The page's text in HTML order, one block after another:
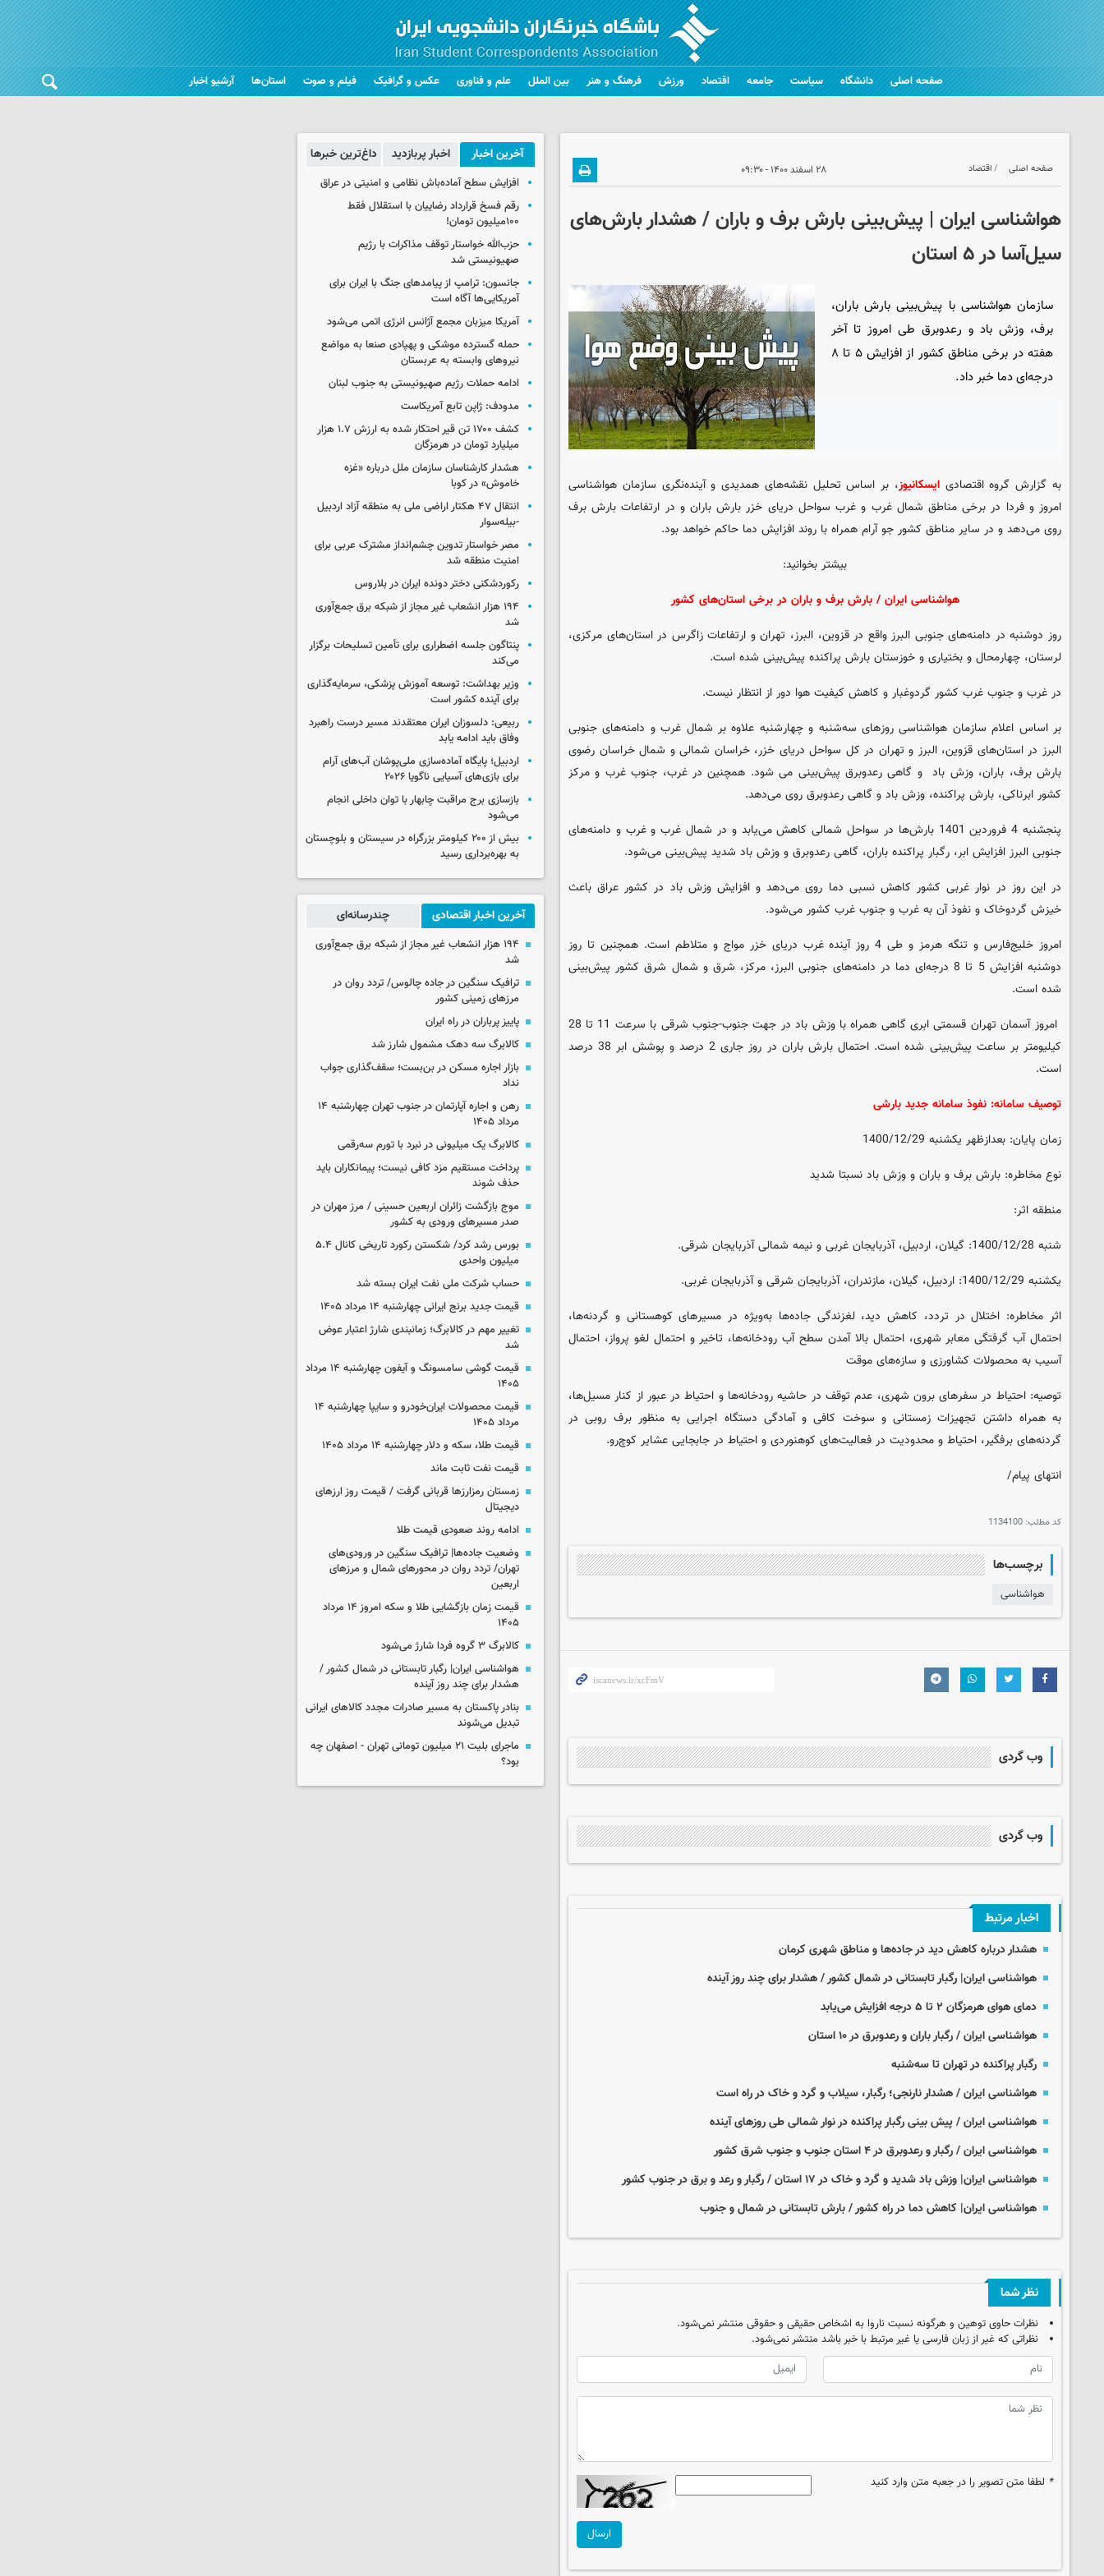
صفحه اصلی دانشگاه سیاست جامعه اقتصاد ورزش فرهنگ و هنر بین الملل علم و فناوری عکس و گرافیک فیلم و صوت استان‌ها آرشیو اخبار
صفحه اصلی اقتصاد ۲۸ اسفند ۱۴۰۰ - ۰۹:۳۰
هواشناسی ایران | پیش‌بینی بارش برف و باران / هشدار بارش‌های
سیل‌آسا در ۵ استان
سازمان هواشناسی با پیش‌بینی بارش باران،
برف، وزش باد و رعدوبرق طی امروز تا آخر
هفته در برخی مناطق کشور از افزایش ۵ تا ۸
درجه‌ای دما خبر داد.
به گزارش گروه اقتصادیایسکانیوز، بر اساس تحلیل نقشه‌های همدیدی و آینده‌نگری سازمان هواشناسی
امروز و فردا در برخی مناطق شمال غرب و غرب سواحل دریای خزر بارش باران و در ارتفاعات بارش برف
روی می‌دهد و در سایر مناطق کشور جو آرام همراه با روند افزایش دما حاکم خواهد بود.
بیشتر بخوانید:
هواشناسی ایران / بارش برف و باران در برخی استان‌های کشور
روز دوشنبه در دامنه‌های جنوبی البرز واقع در قزوین، البرز، تهران و ارتفاعات زاگرس در استان‌های مرکزی،
لرستان، چهارمحال و بختیاری و خوزستان بارش پراکنده پیش‌بینی شده است.
در غرب و جنوب غرب کشور گردوغبار و کاهش کیفیت هوا دور از انتظار نیست.
بر اساس اعلام سازمان هواشناسی روزهای سه‌شنبه و چهارشنبه علاوه بر شمال غرب و دامنه‌های جنوبی
البرز در استان‌های قزوین، البرز و تهران در کل سواحل دریای خزر، خراسان شمالی و شمال خراسان رضوی
بارش برف، باران، وزش باد و گاهی رعدوبرق پیش‌بینی می شود. همچنین در غرب، جنوب غرب و مرکز
کشور ابرناکی، بارش پراکنده، وزش باد و گاهی رعدوبرق روی می‌دهد.
پنجشنبه 4 فروردین 1401 بارش‌ها در سواحل شمالی کاهش می‌یابد و در شمال غرب و غرب و دامنه‌های
جنوبی البرز افزایش ابر، رگبار پراکنده باران، گاهی رعدوبرق و وزش باد شدید پیش‌بینی می‌شود.
در این روز در نوار غربی کشور کاهش نسبی دما روی می‌دهد و افزایش وزش باد در کشور عراق باعث
خیزش گردوخاک و نفوذ آن به غرب و جنوب غرب کشور می‌شود.
امروز خلیج‌فارس و تنگه هرمز و طی 4 روز آینده غرب دریای خزر مواج و متلاطم است. همچنین تا روز
دوشنبه افزایش 5 تا 8 درجه‌ای دما در دامنه‌های جنوبی البرز، مرکز، شرق و شمال شرق کشور پیش‌بینی
شده است.
امروز آسمان تهران قسمتی ابری گاهی همراه با وزش باد در جهت جنوب-جنوب شرقی با سرعت 11 تا 28
کیلیومتر بر ساعت پیش‌بینی شده است. احتمال بارش باران در روز جاری 2 درصد و پوشش ابر 38 درصد
است.
توصیف سامانه: نفوذ سامانه جدید بارشی
زمان پایان: بعدازظهر یکشنبه 1400/12/29
نوع مخاطره: بارش برف و باران و وزش باد نسبتا شدید
منطقه اثر:
شنبه 1400/12/28: گیلان، اردبیل، آذربایجان غربی و نیمه شمالی آذربایجان شرقی.
یکشنبه 1400/12/29: اردبیل، گیلان، مازندران، آذربایجان شرقی و آذربایجان غربی.
اثر مخاطره: اختلال در تردد، کاهش دید، لغزندگی جاده‌ها به‌ویژه در مسیرهای کوهستانی و گردنه‌ها،
احتمال آب گرفتگی معابر شهری، احتمال بالا آمدن سطح آب رودخانه‌ها، تاخیر و احتمال لغو پرواز، احتمال
آسیب به محصولات کشاورزی و سازه‌های موقت
توصیه: احتیاط در سفرهای برون شهری، عدم توقف در حاشیه رودخانه‌ها و احتیاط در عبور از کنار مسیل‌ها،
به همراه داشتن تجهیزات زمستانی و سوخت کافی و آمادگی دستگاه اجرایی به منظور برف روبی در
گردنه‌های برفگیر، احتیاط و محدودیت در فعالیت‌های کوهنوردی و احتیاط در جابجایی عشایر کوچ‌رو.
انتهای پیام/
کد مطلب: 1134100
برچسب‌ها
هواشناسی
وب گردی
وب گردی
اخبار مرتبط
هشدار درباره کاهش دید در جاده‌ها و مناطق شهری کرمان
هواشناسی ایران| رگبار تابستانی در شمال کشور / هشدار برای چند روز آینده
دمای هوای هرمزگان ۲ تا ۵ درجه افزایش می‌یابد
هواشناسی ایران / رگبار باران و رعدوبرق در ۱۰ استان
رگبار پراکنده در تهران تا سه‌شنبه
هواشناسی ایران / هشدار نارنجی؛ رگبار، سیلاب و گرد و خاک در راه است
هواشناسی ایران / ­پیش بینی رگبار پراکنده در نوار شمالی طی روزهای آینده
هواشناسی ایران / رگبار و رعدوبرق در ۴ استان جنوب و جنوب شرق کشور
هواشناسی ایران| وزش باد شدید و گرد و خاک در ۱۷ استان / رگبار و رعد و برق در جنوب کشور
هواشناسی ایران| کاهش دما در راه کشور / بارش تابستانی در شمال و جنوب
نظر شما
نظرات حاوی توهین و هرگونه نسبت ناروا به اشخاص حقیقی و حقوقی منتشر نمی‌شود.
نظراتی که غیر از زبان فارسی یا غیر مرتبط با خبر باشد منتشر نمی‌شود.
* لطفا متن تصویر را در جعبه متن وارد کنید
ارسال
آخرین اخبار اخبار پربازدید داغ‌ترین خبرها
افزایش سطح آماده‌باش نظامی و امنیتی در عراق
رقم فسخ قرارداد رضاییان با استقلال فقط
۱۰۰میلیون تومان!
حزب‌الله خواستار توقف مذاکرات با رژیم
صهیونیستی شد
جانسون: ترامپ از پیامدهای جنگ با ایران برای
آمریکایی‌ها آگاه است
آمریکا میزبان مجمع آژانس انرژی اتمی می‌شود
حمله گسترده موشکی و پهپادی صنعا به مواضع
نیروهای وابسته به عربستان
ادامه حملات رژیم صهیونیستی به جنوب لبنان
مدودف: ژاپن تابع آمریکاست
کشف ۱۷۰۰ تن قیر احتکار شده به ارزش ۱.۷ هزار
میلیارد تومان در هرمزگان
هشدار کارشناسان سازمان ملل درباره «غزه‌
خاموش» در کوبا
انتقال ۴۷ هکتار اراضی ملی به منطقه آزاد اردبیل
-بیله‌سوار
مصر خواستار تدوین چشم‌انداز مشترک عربی برای
امنیت منطقه شد
رکوردشکنی دختر دونده ایران در بلاروس
۱۹۴ هزار انشعاب غیر مجاز از شبکه برق جمع‌آوری
شد
پنتاگون جلسه اضطراری برای تأمین تسلیحات برگزار
می‌کند
وزیر بهداشت: توسعه آموزش پزشکی، سرمایه‌گذاری
برای آینده کشور است
ربیعی: دلسوزان ایران معتقدند مسیر درست راهبرد
وفاق باید ادامه یابد
اردبیل؛ پایگاه آماده‌سازی ملی‌پوشان آب‌های آرام
برای بازی‌های آسیایی ناگویا ۲۰۲۶
بازسازی برج مراقبت چابهار با توان داخلی انجام
می‌شود
بیش از ۲۰۰ کیلومتر بزرگراه در سیستان و بلوچستان
به بهره‌برداری رسید
آخرین اخبار اقتصادی چندرسانه‌ای
۱۹۴ هزار انشعاب غیر مجاز از شبکه برق جمع‌آوری
شد
ترافیک سنگین در جاده چالوس/ تردد روان در
مرزهای زمینی کشور
پاییز پرباران در راه ایران
کالابرگ سه دهک مشمول شارز شد
بازار اجاره مسکن در بن‌بست؛ سقف‌گذاری جواب
نداد
رهن و اجاره آپارتمان در جنوب تهران چهارشنبه ۱۴
مرداد ۱۴۰۵
کالابرگ یک میلیونی در نبرد با تورم سه‌رقمی
پرداخت مستقیم مزد کافی نیست؛ پیمانکاران باید
حذف شوند
موج بازگشت زائران اربعین حسینی / مرز مهران در
صدر مسیرهای ورودی به کشور
بورس رشد کرد/ شکستن رکورد تاریخی کانال ۵.۴
میلیون واحدی
حساب‌ شرکت ملی نفت ایران بسته شد
قیمت جدید برنج ایرانی چهارشنبه ۱۴ مرداد ۱۴۰۵
تغییر مهم در کالابرگ؛ زمانبندی‌ شارژ اعتبار عوض
شد
قیمت گوشی سامسونگ و آیفون چهارشنبه ۱۴ مرداد
۱۴۰۵
قیمت محصولات ایران‌خودرو و سایپا چهارشنبه ۱۴
مرداد ۱۴۰۵
قیمت طلا، سکه و دلار چهارشنبه ۱۴ مرداد ۱۴۰۵
قیمت نفت ثابت ماند
زمستان رمزارزها قربانی گرفت / قیمت روز ارزهای
دیجیتال
ادامه روند صعودی قیمت طلا
وضعیت جاده‌ها| ترافیک سنگین در ورودی‌های
تهران/ تردد روان در محورهای شمال و مرزهای
اربعین
قیمت زمان بازگشایی طلا و سکه امروز ۱۴ مرداد
۱۴۰۵
کالابرگ ۳ گروه فردا شارژ می‌شود
هواشناسی ایران| رگبار تابستانی در شمال کشور /
هشدار برای چند روز آینده
بنادر پاکستان به مسیر صادرات مجدد کالاهای ایرانی
تبدیل می‌شوند
ماجرای بلیت ۲۱ میلیون تومانی تهران - اصفهان چه
بود؟